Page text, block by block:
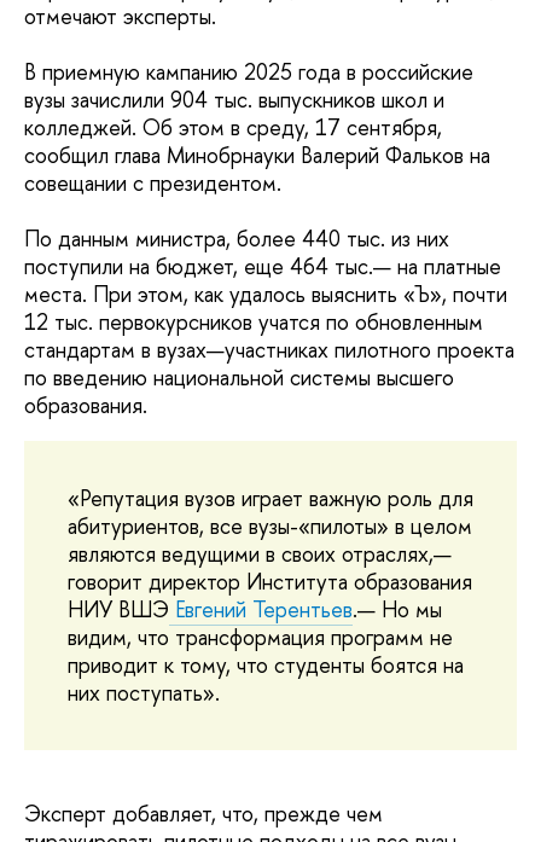
отмечают эксперты.
В приемную кампанию 2025 года в российские
вузы зачислили 904 тыс. выпускников школ и
колледжей. Об этом в среду, 17 сентября,
сообщил глава Минобрнауки Валерий Фальков на
совещании с президентом.
По данным министра, более 440 тыс. из них
поступили на бюджет, еще 464 тыс.— на платные
места. При этом, как удалось выяснить «Ъ», почти
12 тыс. первокурсников учатся по обновленным
стандартам в вузах—участниках пилотного проекта
по введению национальной системы высшего
образования.
«Репутация вузов играет важную роль для
абитуриентов, все вузы-«пилоты» в целом
являются ведущими в своих отраслях,—
говорит директор Института образования
НИУ ВШЭ Евгений Терентьев.— Но мы
видим, что трансформация программ не
приводит к тому, что студенты боятся на
них поступать».
Эксперт добавляет, что, прежде чем